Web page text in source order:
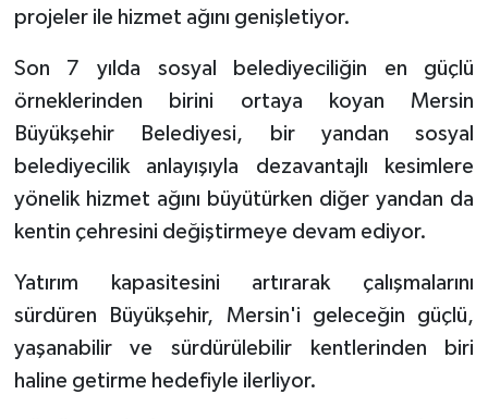
projeler ile hizmet ağını genişletiyor.
Son 7 yılda sosyal belediyeciliğin en güçlü
örneklerinden birini ortaya koyan Mersin
Büyükşehir Belediyesi, bir yandan sosyal
belediyecilik anlayışıyla dezavantajlı kesimlere
yönelik hizmet ağını büyütürken diğer yandan da
kentin çehresini değiştirmeye devam ediyor.
Yatırım kapasitesini artırarak çalışmalarını
sürdüren Büyükşehir, Mersin'i geleceğin güçlü,
yaşanabilir ve sürdürülebilir kentlerinden biri
haline getirme hedefiyle ilerliyor.